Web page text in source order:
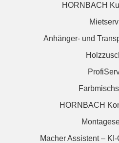
HORNBACH
Anhänger- und
HORNBACH
Macher Assistent –